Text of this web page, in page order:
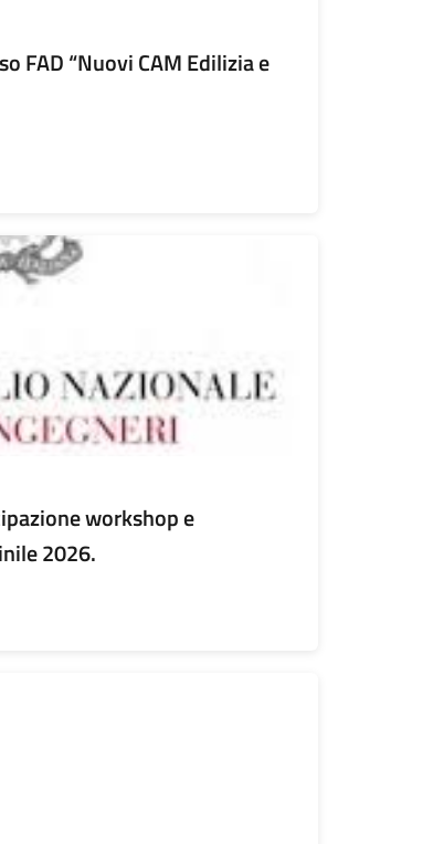
FAD “Nuovi CAM Edilizia e
workshop e
2026.